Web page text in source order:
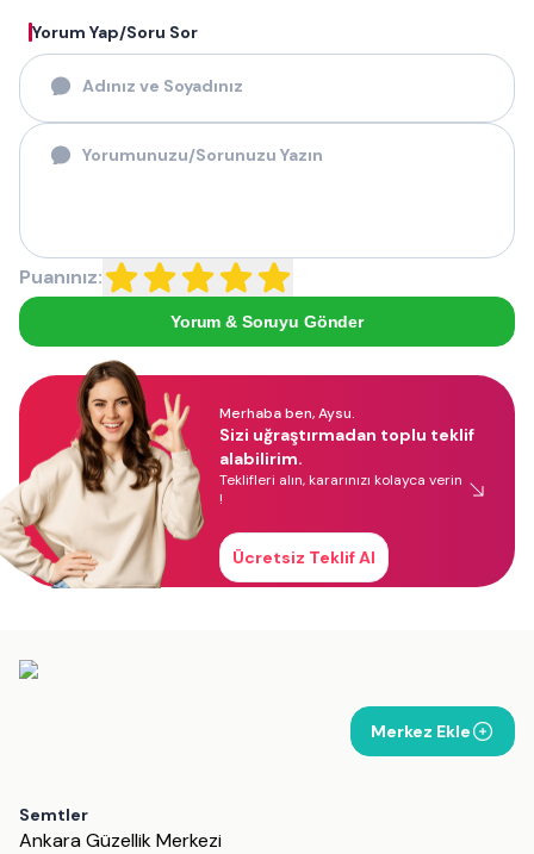
Yorum Yap/Soru Sor
Puanınız:
Yorum & Soruyu Gönder
Merhaba ben, Aysu.
Sizi uğraştırmadan toplu teklif
alabilirim.
Teklifleri alın, kararınızı kolayca verin
!
Ücretsiz Teklif Al
Merkez Ekle
Semtler
Ankara Güzellik Merkezi